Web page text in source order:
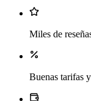
Miles de
Buenas tarifas